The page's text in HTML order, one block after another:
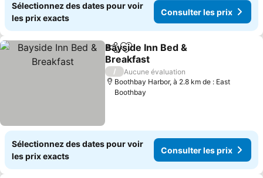
Sélectionnez des dates pour voir
les prix exacts
Consulter les prix
PartagerAjouter à mes favoris
Bayside Inn Bed &
Breakfast
/
Aucune évaluation
Boothbay Harbor, à 2.8 km de : East
Boothbay
Sélectionnez des dates pour voir
les prix exacts
Consulter les prix